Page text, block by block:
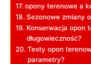
opony‍ terenowe ​a
Sezonowe zmiany​
Konserwacja opon
długowieczność?
Testy ⁣opon
⁣parametry?